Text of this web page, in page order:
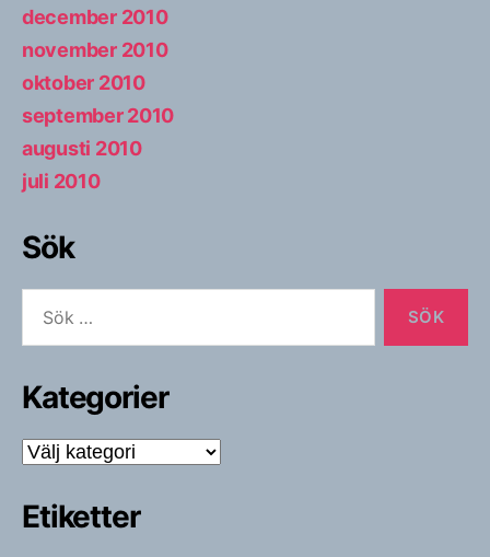
december 2010
november 2010
oktober 2010
september 2010
augusti 2010
juli 2010
Sök
efter:
Kategorier
Kategorier
Etiketter